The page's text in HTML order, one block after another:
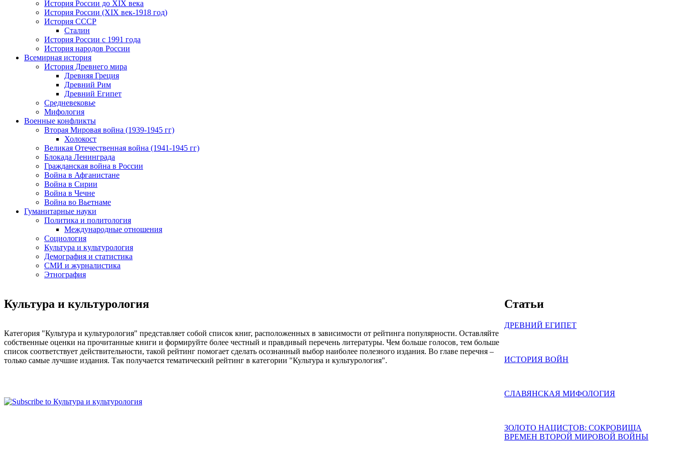
История России до XIX века
История России (XIX век-1918 год)
История СССР
Сталин
История России с 1991 года
История народов России
Всемирная история
История Древнего мира
Древняя Греция
Древний Рим
Древний Египет
Средневековье
Мифология
Военные конфликты
Вторая Мировая война (1939-1945 гг)
Холокост
Великая Отечественная война (1941-1945 гг)
Блокада Ленинграда
Гражданская война в России
Война в Афганистане
Война в Сирии
Война в Чечне
Война во Вьетнаме
Гуманитарные науки
Политика и политология
Международные отношения
Социология
Культура и культурология
Демография и статистика
СМИ и журналистика
Этнография
Культура и культурология
Категория "Культура и культурология" представляет собой список книг, расположенных в зависимости от рейтинга популярности. Оставляйте
собственные оценки на прочитанные книги и формируйте более честный и правдивый перечень литературы. Чем больше голосов, тем больше
список соответствует действительности, такой рейтинг помогает сделать осознанный выбор наиболее полезного издания. Во главе перечня –
только самые лучшие издания. Так получается тематический рейтинг в категории "Культура и культурология".
Статьи
ДРЕВНИЙ ЕГИПЕТ
ИСТОРИЯ ВОЙН
СЛАВЯНСКАЯ МИФОЛОГИЯ
ЗОЛОТО НАЦИСТОВ: СОКРОВИЩА
ВРЕМЕН ВТОРОЙ МИРОВОЙ ВОЙНЫ